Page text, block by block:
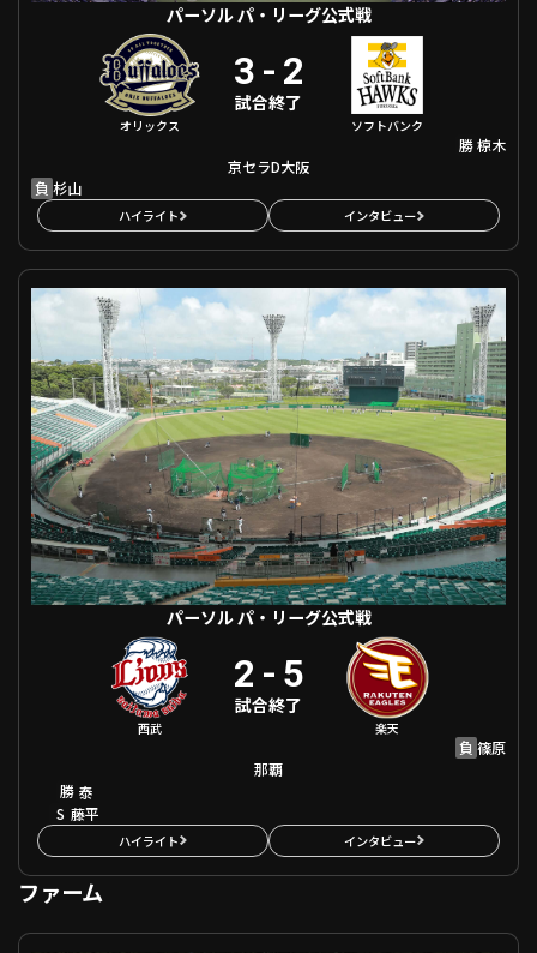
パーソル パ・リーグ公式戦
オリックス
3 - 2
試合終了
ソフトバンク
勝椋木
京セラD大阪
負 杉山
ハイライト インタビュー
パーソル パ・リーグ公式戦 埼玉西武 VS 東北楽天
パーソル パ・リーグ公式戦
西武
2 - 5
試合終了
楽天
負 篠原
那覇
勝 泰
S 藤平
ハイライト インタビュー
ファーム
ファーム 福岡ソフトバンク VS オリックス